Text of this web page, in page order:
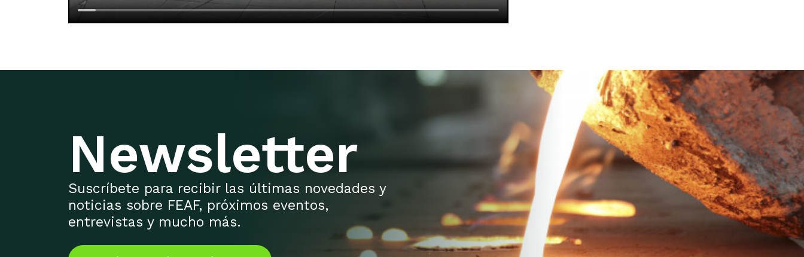
Newsletter
Suscríbete para recibir las últimas novedades y
noticias sobre FEAF, próximos eventos,
entrevistas y mucho más.